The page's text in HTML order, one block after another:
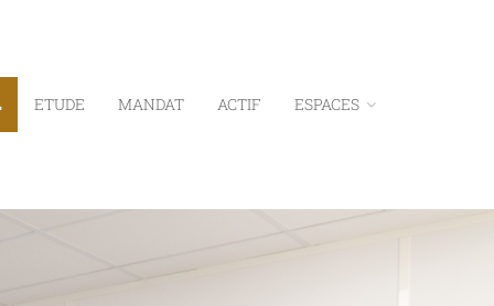
ETUDE MANDAT ACTIF ESPACES